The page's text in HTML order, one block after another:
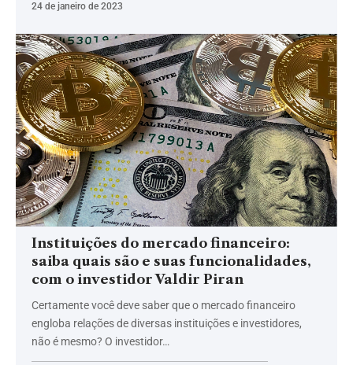
24 de janeiro de 2023
Instituições do mercado financeiro:
saiba quais são e suas funcionalidades,
com o investidor Valdir Piran
Certamente você deve saber que o mercado financeiro
engloba relações de diversas instituições e investidores,
não é mesmo? O investidor…